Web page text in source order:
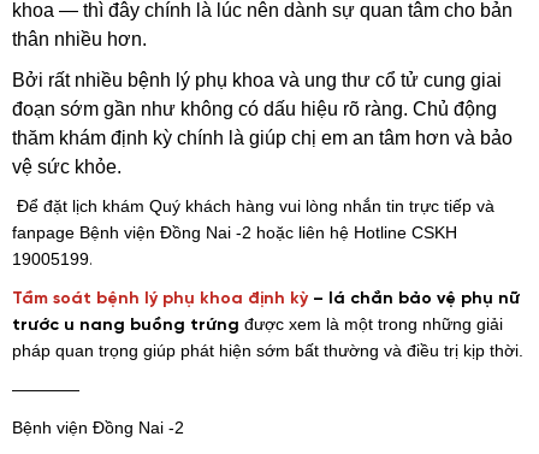
khoa — thì đây chính là lúc nên dành sự quan tâm cho bản
thân nhiều hơn.
Bởi rất nhiều bệnh lý phụ khoa và ung thư cổ tử cung giai
đoạn sớm gần như không có dấu hiệu rõ ràng. Chủ động
thăm khám định kỳ chính là giúp chị em an tâm hơn và bảo
vệ sức khỏe.
Để đặt lịch khám Quý khách hàng vui lòng nhắn tin trực tiếp và
fanpage Bệnh viện Đồng Nai -2 hoặc liên hệ Hotline CSKH
19005199.
Tầm soát bệnh lý phụ khoa định kỳ – lá chắn bảo vệ phụ nữ
trước u nang buồng trứng được xem là một trong những giải
pháp quan trọng giúp phát hiện sớm bất thường và điều trị kịp thời.
————
Bệnh viện Đồng Nai -2